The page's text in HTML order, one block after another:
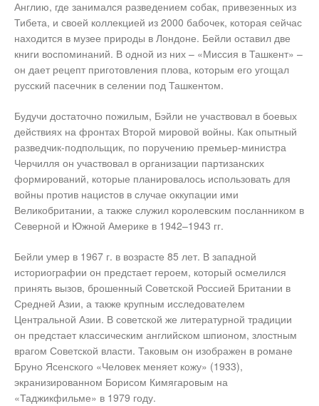
Англию, где занимался разведением собак, привезенных из
Тибета, и своей коллекцией из 2000 бабочек, которая сейчас
находится в музее природы в Лондоне. Бейли оставил две
книги воспоминаний. В одной из них – «Миссия в Ташкент» –
он дает рецепт приготовления плова, которым его угощал
русский пасечник в селении под Ташкентом.
Будучи достаточно пожилым, Бэйли не участвовал в боевых
действиях на фронтах Второй мировой войны. Как опытный
разведчик-подпольщик, по поручению премьер-министра
Черчилля он участвовал в организации партизанских
формирований, которые планировалось использовать для
войны против нацистов в случае оккупации ими
Великобритании, а также служил королевским посланником в
Северной и Южной Америке в 1942–1943 гг.
Бейли умер в 1967 г. в возрасте 85 лет. В западной
историографии он предстает героем, который осмелился
принять вызов, брошенный Советской Россией Британии в
Средней Азии, а также крупным исследователем
Центральной Азии. В советской же литературной традиции
он предстает классическим английском шпионом, злостным
врагом Советской власти. Таковым он изображен в романе
Бруно Ясенского «Человек меняет кожу» (1933),
экранизированном Борисом Кимягаровым на
«Таджикфильме» в 1979 году.